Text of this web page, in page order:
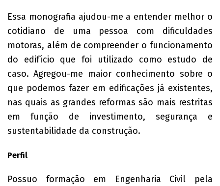
Essa monografia ajudou-me a entender melhor o
cotidiano de uma pessoa com dificuldades
motoras, além de compreender o funcionamento
do edifício que foi utilizado como estudo de
caso. Agregou-me maior conhecimento sobre o
que podemos fazer em edificações já existentes,
nas quais as grandes reformas são mais restritas
em função de investimento, segurança e
sustentabilidade da construção.
Perfil
Possuo formação em Engenharia Civil pela